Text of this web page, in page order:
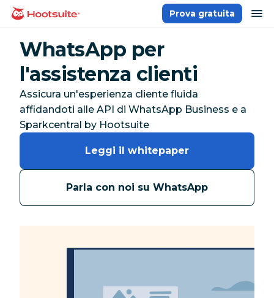
Salta
Homepage
Prova gratuita
WhatsApp per
l'assistenza clienti
Assicura un'esperienza cliente fluida
affidandoti alle API di WhatsApp Business e a
Sparkcentral by Hootsuite
Leggi il whitepaper
Parla con noi su WhatsApp